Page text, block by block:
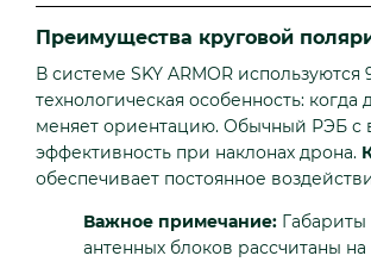
Преимущества круговой
В системе SKY ARMOR
технологическая особенность:
меняет ориентацию. Обычный РЭБ с
эффективность при наклонах дрона.
обеспечивает постоянное
Важное примечание:
антенных блоков рассчитаны